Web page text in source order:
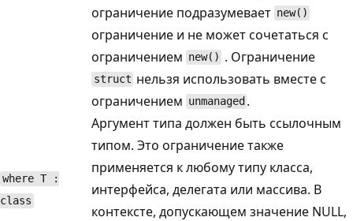
ограничение подразумевает new()
ограничение и не может сочетаться с
ограничением new() . Ограничение
struct нельзя использовать вместе с
ограничением unmanaged .
where T :
class
Аргумент типа должен быть ссылочным
типом. Это ограничение также
применяется к любому типу класса,
интерфейса, делегата или массива. В
контексте, допускающем значение NULL,